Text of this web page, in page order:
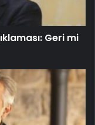
Geri mi